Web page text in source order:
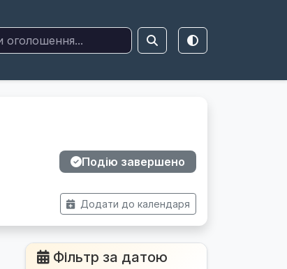
Подію завершено
Додати до календаря
Фільтр за датою